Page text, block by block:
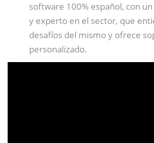
software 100% español, con
y experto en el sector, que
desafíos del mismo y ofrece
personalizado.